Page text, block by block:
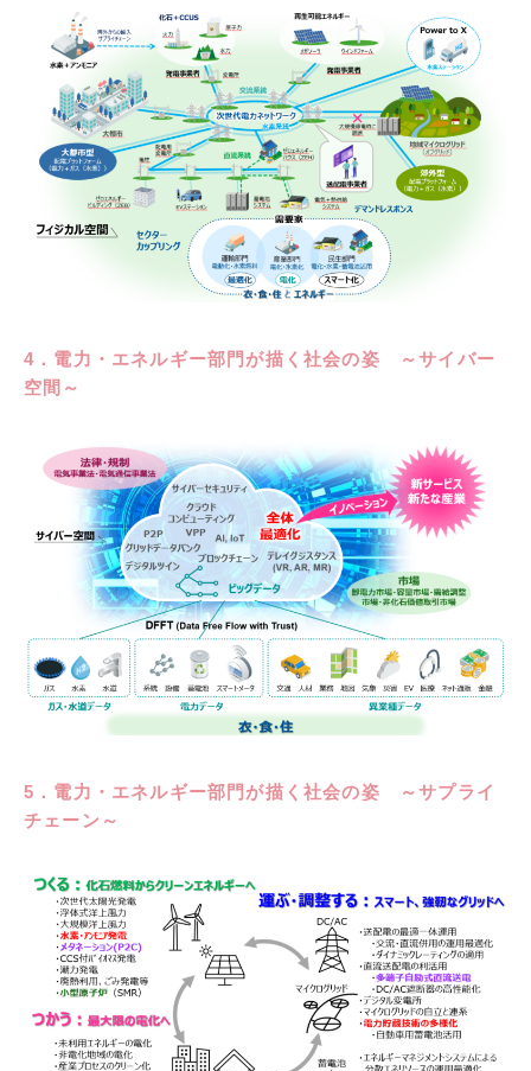
4．電力・エネルギー部門が描く社会の姿 ～サイバー
空間～
5．電力・エネルギー部門が描く社会の姿 ～サプライ
チェーン～